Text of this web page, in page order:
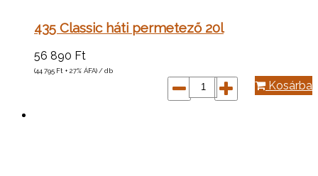
435 Classic háti permetező 20l
56 890 Ft
(44 795 Ft + 27% ÁFA) / db
Kosárba